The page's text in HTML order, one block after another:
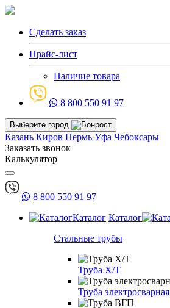
Сделать заказ
Прайс-лист
Наличие товара
8 800 550 91 97
Выберите город
Казань Киров Пермь Уфа Чебоксары
Заказать звонок
Калькулятор
8 800 550 91 97
Каталог Каталог
Стальные трубы
Труба Х/Т
Труба электросварная